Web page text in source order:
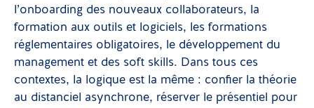
l’onboarding des nouveaux collaborateurs, la
formation aux outils et logiciels, les formations
réglementaires obligatoires, le développement du
management et des soft skills. Dans tous ces
contextes, la logique est la même : confier la théorie
au distanciel asynchrone, réserver le présentiel pour